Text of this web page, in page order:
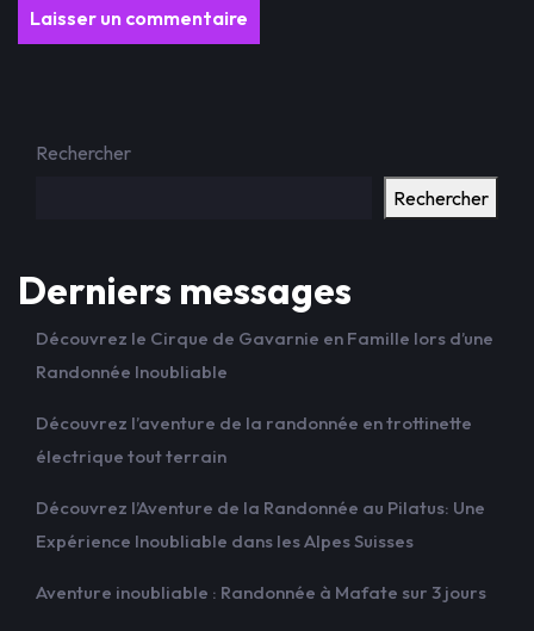
Rechercher
Rechercher
Derniers messages
Découvrez le Cirque de Gavarnie en Famille lors d’une
Randonnée Inoubliable
Découvrez l’aventure de la randonnée en trottinette
électrique tout terrain
Découvrez l’Aventure de la Randonnée au Pilatus: Une
Expérience Inoubliable dans les Alpes Suisses
Aventure inoubliable : Randonnée à Mafate sur 3 jours